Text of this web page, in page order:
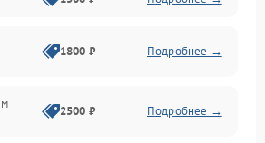
1800 ₽ Подробнее →
2500 ₽ Подробнее →